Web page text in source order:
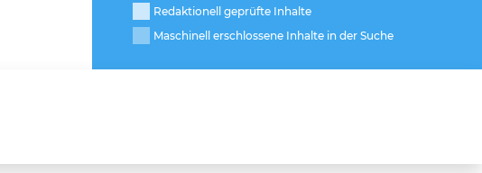
Redaktionell geprüfte Inhalte
Maschinell erschlossene Inhalte in der Suche